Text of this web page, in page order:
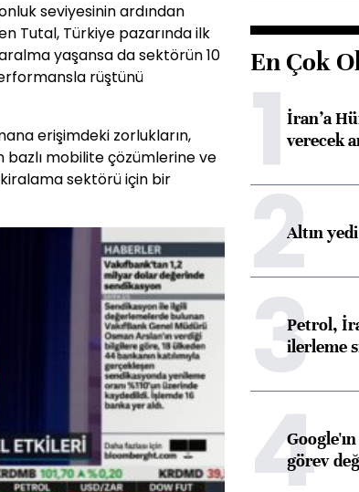
seviyesinin ardından
Tutal, Türkiye pazarında ilk
yaşansa da sektörün 10
rüştünü
erişimdeki zorlukların,
bazlı mobilite çözümlerine ve
sektörü için bir
En Çok
1İran’a
verecek
2Altın
3Petrol,
ilerleme
4
görev